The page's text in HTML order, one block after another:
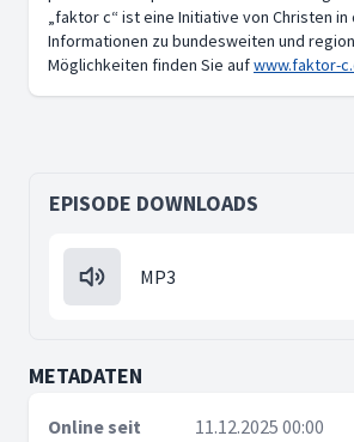
„faktor c“ ist eine Initiative von Christen in
Informationen zu bundesweiten und
Möglichkeiten finden Sie aufwww.faktor-
EPISODE DOWNLOADS
MP3
METADATEN
Online seit
11.12.2025 00:00